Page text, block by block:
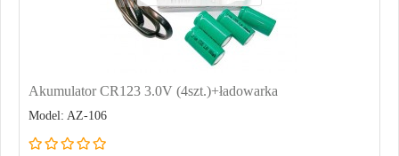
Akumulator CR123 3.0V (4szt.)+ładowarka
Model: AZ-106